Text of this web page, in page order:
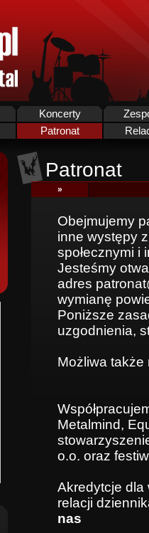
Koncerty
Patronat
Patronat
»
Obejmujemy
inne występy
społecznymi i
Jesteśmy
adres
wymianę
Poniższe
uzgodnienia,
Możliwa
Metalmind,
o.o. oraz
Akredytcje dla
relacji
nas